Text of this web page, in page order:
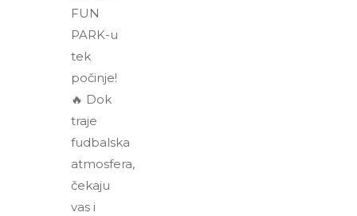
FUN
PARK-u
tek
počinje!
🔥 Dok
traje
fudbalska
atmosfera,
čekaju
vas i